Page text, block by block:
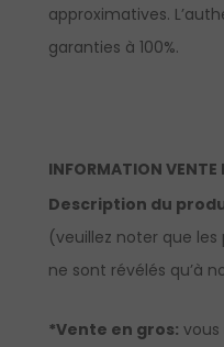
approximatives.
garanties à 100%.
INFORMATION VENTE
Description du
(veuillez noter que
ne sont révélés qu’à
*Vente en gros: vous